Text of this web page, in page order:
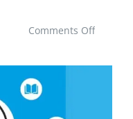
Comments Offon